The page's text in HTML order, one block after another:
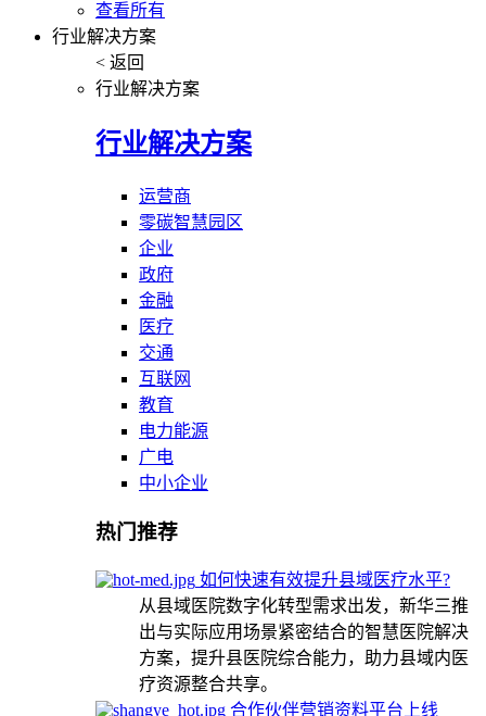
查看所有
行业解决方案
< 返回
行业解决方案
行业解决方案
运营商
零碳智慧园区
企业
政府
金融
医疗
交通
互联网
教育
电力能源
广电
中小企业
热门推荐
如何快速有效提升县域医疗水平?
从县域医院数字化转型需求出发，新华三推
出与实际应用场景紧密结合的智慧医院解决
方案，提升县医院综合能力，助力县域内医
疗资源整合共享。
合作伙伴营销资料平台上线